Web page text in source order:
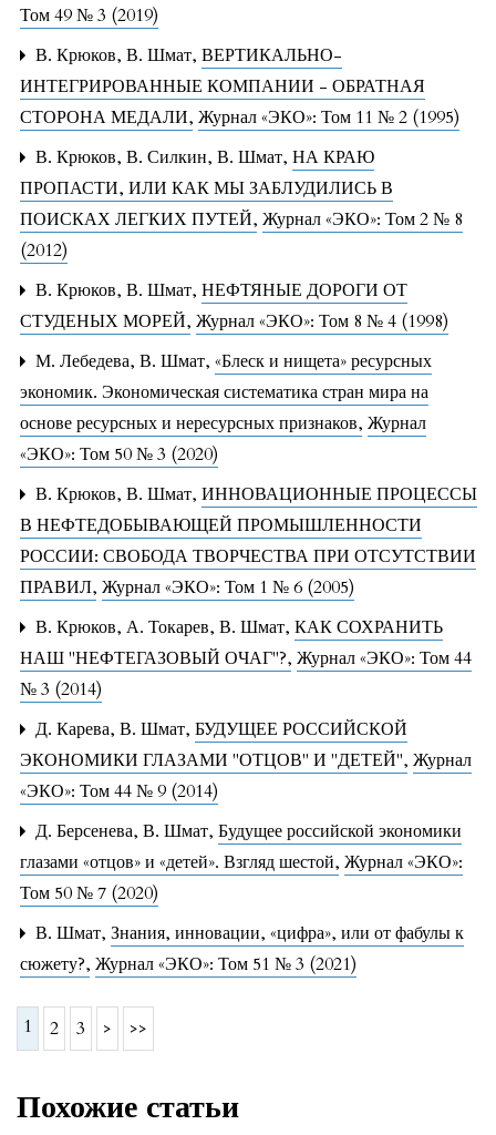
Том 49 № 3 (2019)
В. Крюков, В. Шмат, ВЕРТИКАЛЬНО-
ИНТЕГРИРОВАННЫЕ КОМПАНИИ - ОБРАТНАЯ
СТОРОНА МЕДАЛИ, Журнал «ЭКО»: Том 11 № 2 (1995)
В. Крюков, В. Силкин, В. Шмат, НА КРАЮ
ПРОПАСТИ, ИЛИ КАК МЫ ЗАБЛУДИЛИСЬ В
ПОИСКАХ ЛЕГКИХ ПУТЕЙ, Журнал «ЭКО»: Том 2 № 8
(2012)
В. Крюков, В. Шмат, НЕФТЯНЫЕ ДОРОГИ ОТ
СТУДЕНЫХ МОРЕЙ, Журнал «ЭКО»: Том 8 № 4 (1998)
М. Лебедева, В. Шмат, «Блеск и нищета» ресурсных
экономик. Экономическая систематика стран мира на
основе ресурсных и нересурсных признаков, Журнал
«ЭКО»: Том 50 № 3 (2020)
В. Крюков, В. Шмат, ИННОВАЦИОННЫЕ ПРОЦЕССЫ
В НЕФТЕДОБЫВАЮЩЕЙ ПРОМЫШЛЕННОСТИ
РОССИИ: СВОБОДА ТВОРЧЕСТВА ПРИ ОТСУТСТВИИ
ПРАВИЛ, Журнал «ЭКО»: Том 1 № 6 (2005)
В. Крюков, А. Токарев, В. Шмат, КАК СОХРАНИТЬ
НАШ "НЕФТЕГАЗОВЫЙ ОЧАГ"?, Журнал «ЭКО»: Том 44
№ 3 (2014)
Д. Карева, В. Шмат, БУДУЩЕЕ РОССИЙСКОЙ
ЭКОНОМИКИ ГЛАЗАМИ "ОТЦОВ" И "ДЕТЕЙ", Журнал
«ЭКО»: Том 44 № 9 (2014)
Д. Берсенева, В. Шмат, Будущее российской экономики
глазами «отцов» и «детей». Взгляд шестой, Журнал «ЭКО»:
Том 50 № 7 (2020)
В. Шмат, Знания, инновации, «цифра», или от фабулы к
сюжету?, Журнал «ЭКО»: Том 51 № 3 (2021)
1 2 3 > >>
Похожие статьи